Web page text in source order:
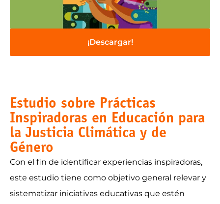
¡Descargar!
Estudio sobre Prácticas
Inspiradoras en Educación para
la Justicia Climática y de
Género
Con el fin de identificar experiencias inspiradoras,
este estudio tiene como objetivo general relevar y
sistematizar iniciativas educativas que estén